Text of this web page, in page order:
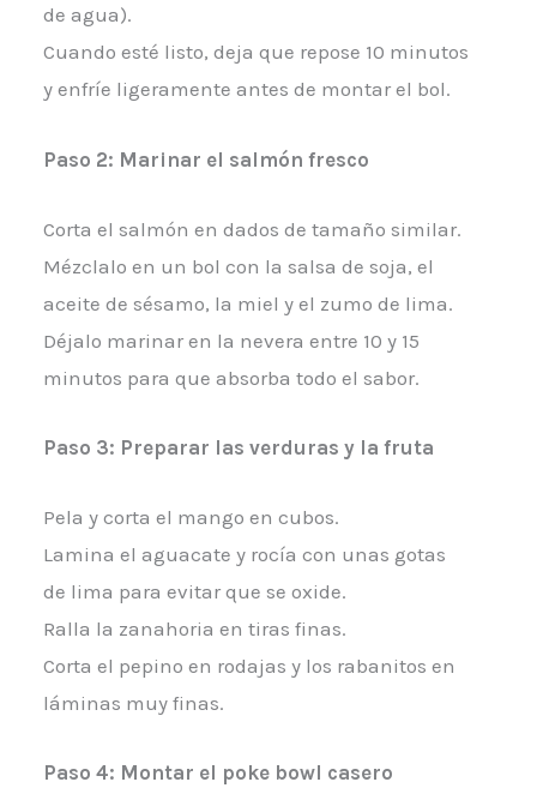
de agua).
Cuando esté listo, deja que repose 10 minutos
y enfríe ligeramente antes de montar el bol.
Paso 2: Marinar el salmón fresco
Corta el salmón en dados de tamaño similar.
Mézclalo en un bol con la salsa de soja, el
aceite de sésamo, la miel y el zumo de lima.
Déjalo marinar en la nevera entre 10 y 15
minutos para que absorba todo el sabor.
Paso 3: Preparar las verduras y la fruta
Pela y corta el mango en cubos.
Lamina el aguacate y rocía con unas gotas
de lima para evitar que se oxide.
Ralla la zanahoria en tiras finas.
Corta el pepino en rodajas y los rabanitos en
láminas muy finas.
Paso 4: Montar el poke bowl casero